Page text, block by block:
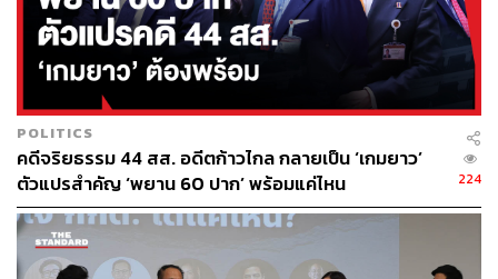
POLITICS
คดีจริยธรรม 44 สส. อดีตก้าวไกล กลายเป็น ‘เกมยาว’
ตัวแปรสำคัญ ‘พยาน 60 ปาก’ พร้อมแค่ไหน
224